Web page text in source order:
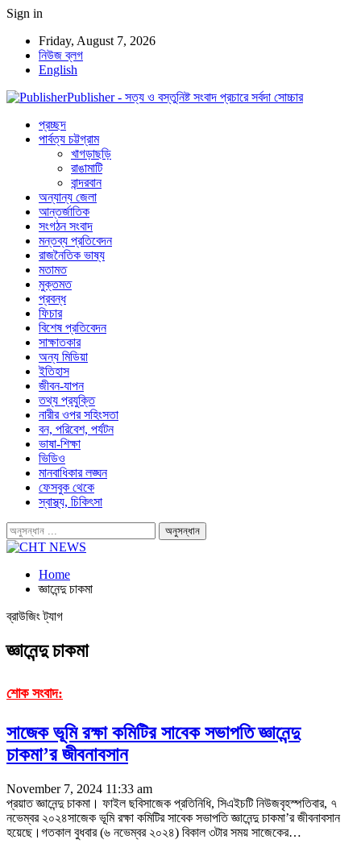
Sign in
Friday, August 7, 2026
নিউজ ব্লগ
English
Publisher - সত্য ও বস্তুনিষ্ট সংবাদ প্রচারে সর্বদা সোচ্চার
প্রচ্ছদ
পার্বত্য চট্টগ্রাম
খাগড়াছড়ি
রাঙামাটি
বান্দরবান
অন্যান্য জেলা
আন্তর্জাতিক
সংগঠন সংবাদ
মন্তব্য প্রতিবেদন
রাজনৈতিক ভাষ্য
মতামত
মুক্তমত
প্রবন্ধ
ফিচার
বিশেষ প্রতিবেদন
সাক্ষাতকার
অন্য মিডিয়া
ইতিহাস
জীবন-যাপন
তথ্য প্রযুক্তি
নারীর ওপর সহিংসতা
বন, পরিবেশ, পর্যটন
ভাষা-শিক্ষা
ভিডিও
মানবাধিকার লঙ্ঘন
ফেসবুক থেকে
স্বাস্থ্য, চিকিৎসা
Home
জ্ঞানেন্দু চাকমা
ব্রাউজিং ট্যাগ
জ্ঞানেন্দু চাকমা
শোক সংবাদ:
সাজেক ভূমি রক্ষা কমিটির সাবেক সভাপতি জ্ঞানেন্দু
চাকমা’র জীবনাবসান
November 7, 2024 11:33 am
প্রয়াত জ্ঞানেন্দু চাকমা। ফাইল ছবিসাজেক প্রতিনিধি, সিএইচটি নিউজবৃহস্পতিবার, ৭
নভেম্বর ২০২৪সাজেক ভূমি রক্ষা কমিটির সাবেক সভাপতি জ্ঞানেন্দু চাকমা’র জীবনাবসান
হয়েছে।গতকাল বুধবার (৬ নভেম্বর ২০২৪) বিকাল ৩টার সময় সাজেকের…